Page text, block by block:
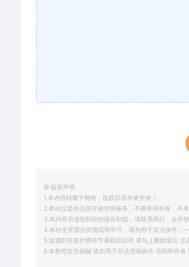
© 版权声明
1.本内容转载于网络，版权归原作者所有！
2.本站仅提供信息存储空间服务，不拥有所有权，不承
3.本内容若侵犯到你的版权利益，请联系我们，会尽
4.本站全资源仅供测试和学习，请勿用于非法操作，
5.如遇到充值付费环节课程或软件 请马上删除退出
6.本教程仅供揭秘 请勿用于非法违规操作 否则和作者